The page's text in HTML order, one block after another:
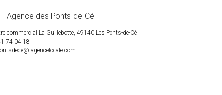
Agence des Ponts-de-Cé
commercial La Guillebotte, 49140 Les Ponts-de-Cé
74 04 18